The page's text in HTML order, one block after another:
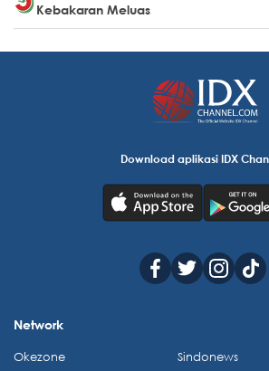
Kebakaran Meluas
Download aplikasi IDX
Network
Okezone
Sindonews